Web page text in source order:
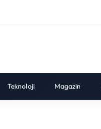
Teknoloji Magazin